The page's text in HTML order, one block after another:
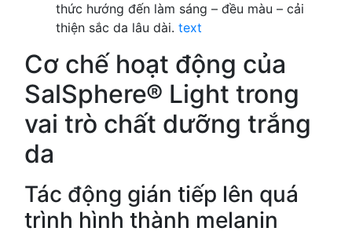
thức hướng đến làm sáng – đều màu – cải
thiện sắc da lâu dài. text
Cơ chế hoạt động của
SalSphere® Light trong
vai trò chất dưỡng trắng
da
Tác động gián tiếp lên quá
trình hình thành melanin